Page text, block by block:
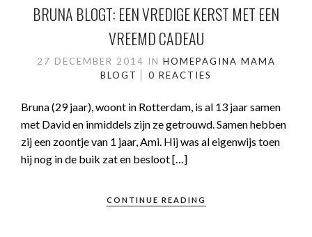
BRUNA BLOGT: EEN VREDIGE KERST MET EEN
VREEMD CADEAU
27 DECEMBER 2014 IN HOMEPAGINA MAMA
BLOGT
0 REACTIES
Bruna (29 jaar), woont in Rotterdam, is al 13 jaar samen
met David en inmiddels zijn ze getrouwd. Samen hebben
zij een zoontje van 1 jaar, Ami. Hij was al eigenwijs toen
hij nog in de buik zat en besloot […]
CONTINUE READING